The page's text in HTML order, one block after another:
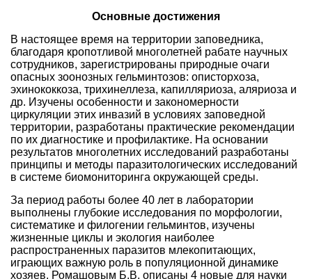
Основные достижения
В настоящее время на территории заповедника,
благодаря кропотливой многолетней рабате научных
сотрудников, зарегистрированы природные очаги
опасных зоонозных гельминтозов: описторхоза,
эхинококкоза, трихинеллеза, капилляриоза, аляриоза и
др. Изучены особенности и закономерности
циркуляции этих инвазий в условиях заповедной
территории, разработаны практические рекомендации
по их диагностике и профилактике. На основании
результатов многолетних исследований разработаны
принципы и методы паразитологических исследований
в системе биомониторинга окружающей среды.
За период работы более 40 лет в лаборатории
выполнены глубокие исследования по морфологии,
систематике и филогении гельминтов, изучены
жизненные циклы и экология наиболее
распространенных паразитов млекопитающих,
играющих важную роль в популяционной динамике
хозяев. Ромашовым Б.В. описаны 4 новые для науки